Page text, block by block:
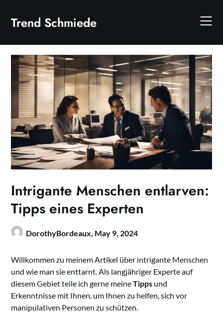
content
Trend Schmiede
Intrigante Menschen entlarven:
Tipps eines Experten
DorothyBordeaux, May 9, 2024
Willkommen zu meinem Artikel über intrigante Menschen
und wie man sie enttarnt. Als langjähriger Experte auf
diesem Gebiet teile ich gerne meineTipps und
Erkenntnisse mit Ihnen, um Ihnen zu helfen, sich vor
manipulativen Personen zu schützen.